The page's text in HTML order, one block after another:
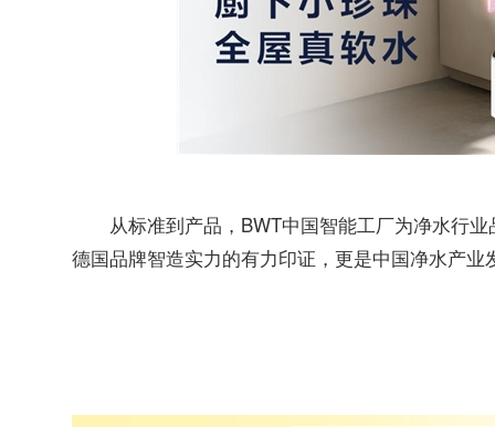
从标准到产品，BWT中国智能工厂为净水行
德国品牌智造实力的有力印证，更是中国净水产业